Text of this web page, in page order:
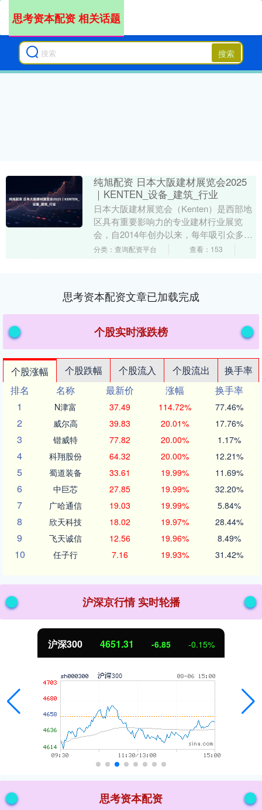
搜索
思考资本配资 相关话题
纯旭配资 日本大阪建材展览会2025
｜KENTEN_设备_建筑_行业
日本大阪建材展览会（Kenten）是西部地
区具有重要影响力的专业建材行业展览
会，自2014年创办以来，每年吸引众多行
业参与者。2025年的展会将于7月10日至
分类：查询配资平台 查看：153
思考资本配资文章已加载完成
个股实时涨跌榜
个股涨幅 个股跌幅 个股流入 个股流出
换手率
排名
名称 最新价 涨幅
换手率
1
N津富 37.49 114.72% 77.46%
2 威尔高 39.83 20.01% 17.76%
3 锴威特 77.82 20.00% 1.17%
4 科翔股份 64.32 20.00% 12.21%
5 蜀道装备 33.61 19.99% 11.69%
6 中巨芯 27.85 19.99% 32.20%
7 广哈通信 19.03 19.99% 5.84%
8 欣天科技 18.02 19.97% 28.44%
9 飞天诚信 12.56 19.96% 8.49%
10 任子行 7.16 19.93% 31.42%
沪深京行情 实时轮播
沪深300 4651.31 -6.85 -0.15%
思考资本配资